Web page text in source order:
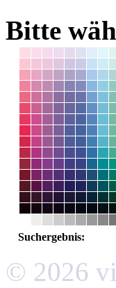
Bitte
Suchergebnis:
© 2026